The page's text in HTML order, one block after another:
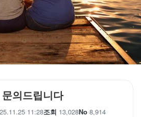
의드립니다
11:28조회 13,028No 8,914